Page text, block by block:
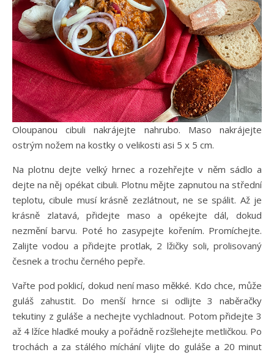
Oloupanou cibuli nakrájejte nahrubo. Maso nakrájejte
ostrým nožem na kostky o velikosti asi 5 x 5 cm.
Na plotnu dejte velký hrnec a rozehřejte v něm sádlo a
dejte na něj opékat cibuli. Plotnu mějte zapnutou na střední
teplotu, cibule musí krásně zezlátnout, ne se spálit. Až je
krásně zlatavá, přidejte maso a opékejte dál, dokud
nezmění barvu. Poté ho zasypejte kořením. Promíchejte.
Zalijte vodou a přidejte protlak, 2 lžičky soli, prolisovaný
česnek a trochu černého pepře.
Vařte pod poklicí, dokud není maso měkké. Kdo chce, může
guláš zahustit. Do menší hrnce si odlijte 3 naběračky
tekutiny z guláše a nechejte vychladnout. Potom přidejte 3
až 4 lžíce hladké mouky a pořádně rozšlehejte metličkou. Po
trochách a za stálého míchání vlijte do guláše a 20 minut